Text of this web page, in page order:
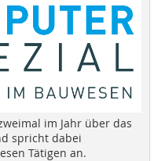
im Jahr über das
spricht dabei
Tätigen an.